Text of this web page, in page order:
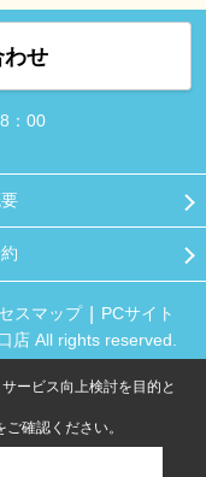
わせ
：00
スマップ
PCサイト
店 All rights reserved.
ービス向上検討を目的と
ご確認ください。